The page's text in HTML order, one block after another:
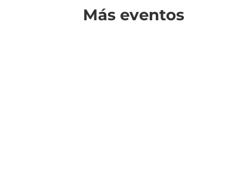
Más eventos